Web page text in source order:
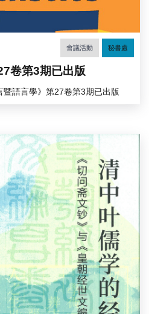
會議活動 秘書處
卷第3期已出版
語言學》第27卷第3期已出版